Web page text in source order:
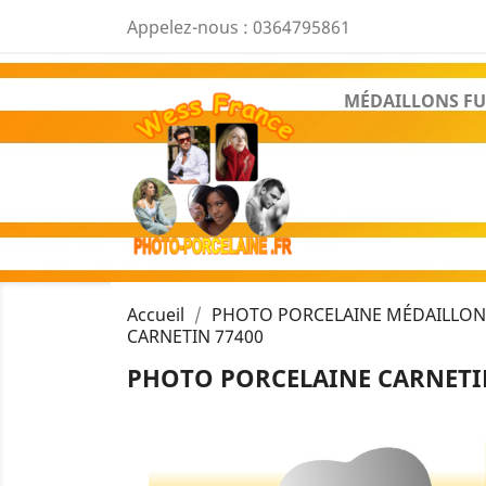
Appelez-nous : 0364795861
MÉDAILLONS
Accueil
PHOTO PORCELAINE
CARNETIN 77400
PHOTO PORCELAINE